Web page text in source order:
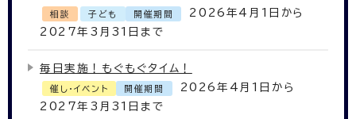
相談 子ども 開催期間
2026年4月1日から
2027年3月31日まで
毎日実施！もぐもぐタイム！
催し・イベント 開催期間
2026年4月1日から
2027年3月31日まで